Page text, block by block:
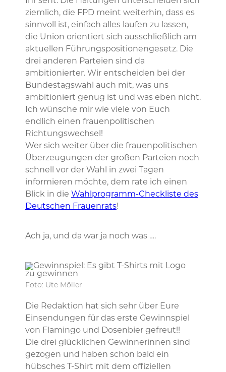
ziemlich, die FPD meint weiterhin, dass es
sinnvoll ist, einfach alles laufen zu lassen,
die Union orientiert sich ausschließlich am
aktuellen Führungspositionengesetz. Die
drei anderen Parteien sind da
ambitionierter. Wir entscheiden bei der
Bundestagswahl auch mit, was uns
ambitioniert genug ist und was eben nicht.
Ich wünsche mir wie viele von Euch
endlich einen frauenpolitischen
Richtungswechsel!
Wer sich weiter über die frauenpolitischen
Überzeugungen der großen Parteien noch
schnell vor der Wahl in zwei Tagen
informieren möchte, dem rate ich einen
Blick in die Wahlprogramm-Checkliste des
Deutschen Frauenrats!
Ach ja, und da war ja noch was ….
Foto: Ute Möller
Die Redaktion hat sich sehr über Eure
Einsendungen für das erste Gewinnspiel
von Flamingo und Dosenbier gefreut!!
Die drei glücklichen Gewinnerinnen sind
gezogen und haben schon bald ein
hübsches T-Shirt mit dem offiziellen